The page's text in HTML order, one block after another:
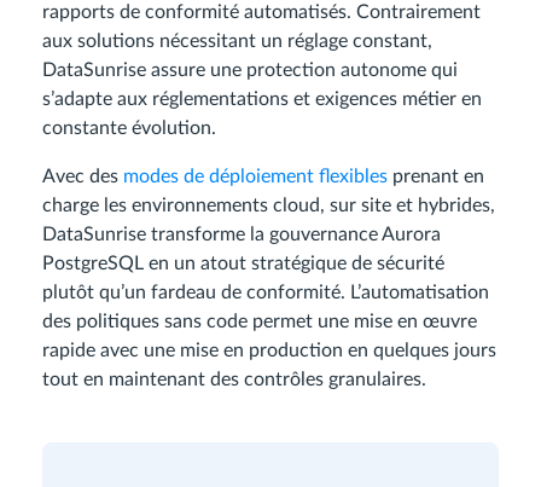
rapports de conformité automatisés. Contrairement
aux solutions nécessitant un réglage constant,
DataSunrise assure une protection autonome qui
s’adapte aux réglementations et exigences métier en
constante évolution.
Avec des modes de déploiement flexibles prenant en
charge les environnements cloud, sur site et hybrides,
DataSunrise transforme la gouvernance Aurora
PostgreSQL en un atout stratégique de sécurité
plutôt qu’un fardeau de conformité. L’automatisation
des politiques sans code permet une mise en œuvre
rapide avec une mise en production en quelques jours
tout en maintenant des contrôles granulaires.